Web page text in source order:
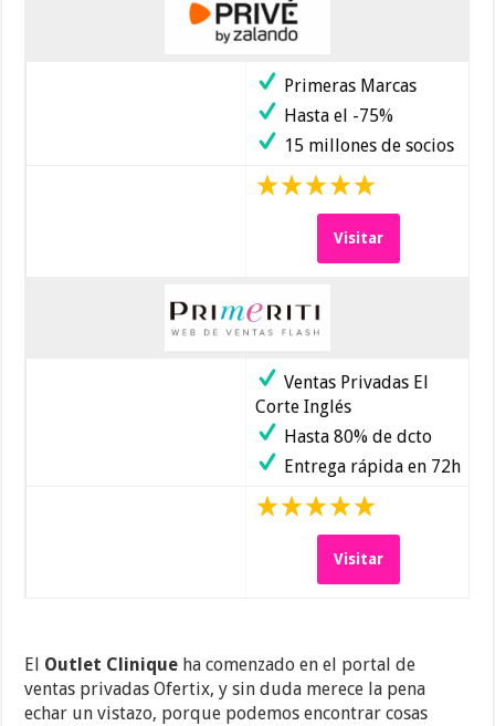
Primeras Marcas
Hasta el -75%
15 millones de socios
Visitar
Ventas Privadas El
Corte Inglés
Hasta 80% de dcto
Entrega rápida en 72h
Visitar
El Outlet Clinique ha comenzado en el portal de
ventas privadas Ofertix, y sin duda merece la pena
echar un vistazo, porque podemos encontrar cosas